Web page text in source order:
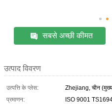
सबसे अच्छी कीमत
उत्पाद विवरण
उत्पत्ति के प्लेस:
Zhejiang, चीन
प्रमाणन:
ISO 9001